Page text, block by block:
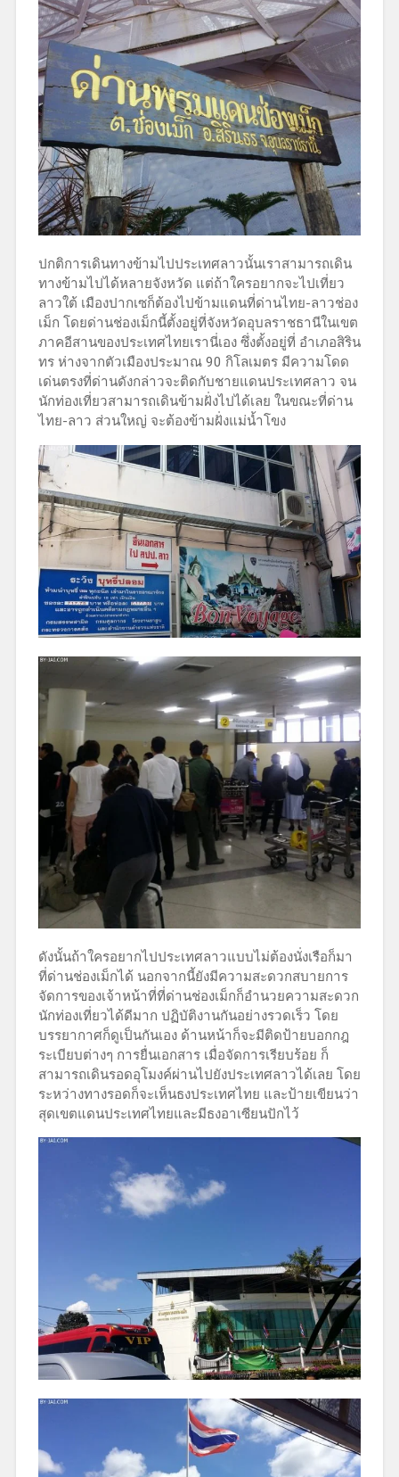
ปกติการเดินทางข้ามไปประเทศลาวนั้นเราสามารถเดิน
ทางข้ามไปได้หลายจังหวัด แต่ถ้าใครอยากจะไปเที่ยว
ลาวใต้ เมืองปากเซก็ต้องไปข้ามแดนที่ด่านไทย-ลาวช่อง
เม็ก โดยด่านช่องเม็กนี้ตั้งอยู่ที่จังหวัดอุบลราชธานีในเขต
ภาคอีสานของประเทศไทยเรานี่เอง ซึ่งตั้งอยู่ที่ อำเภอสิริน
ทร ห่างจากตัวเมืองประมาณ 90 กิโลเมตร มีความโดด
เด่นตรงที่ด่านดังกล่าวจะติดกับชายแดนประเทศลาว จน
นักท่องเที่ยวสามารถเดินข้ามฝั่งไปได้เลย ในขณะที่ด่าน
ไทย-ลาว ส่วนใหญ่ จะต้องข้ามฝั่งแม่น้ำโขง
ดังนั้นถ้าใครอยากไปประเทศลาวแบบไม่ต้องนั่งเรือก็มา
ที่ด่านช่องเม็กได้ นอกจากนี้ยังมีความสะดวกสบายการ
จัดการของเจ้าหน้าที่ที่ด่านช่องเม็กก็อำนวยความสะดวก
นักท่องเที่ยวได้ดีมาก ปฏิบัติงานกันอย่างรวดเร็ว โดย
บรรยากาศก็ดูเป็นกันเอง ด้านหน้าก็จะมีติดป้ายบอกกฎ
ระเบียบต่างๆ การยื่นเอกสาร เมื่อจัดการเรียบร้อย ก็
สามารถเดินรอดอุโมงค์ผ่านไปยังประเทศลาวได้เลย โดย
ระหว่างทางรอดก็จะเห็นธงประเทศไทย และป้ายเขียนว่า
สุดเขตแดนประเทศไทยและมีธงอาเซียนปักไว้